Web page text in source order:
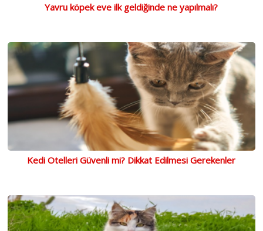
Yavru köpek eve ilk geldiğinde ne yapılmalı?
Kedi Otelleri Güvenli mi? Dikkat Edilmesi Gerekenler